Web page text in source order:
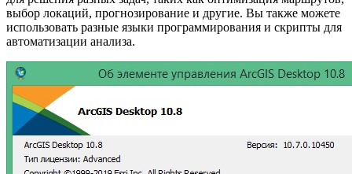
выбор локаций, прогнозирование и другие. Вы также можете
использовать разные языки программирования и скрипты для
автоматизации анализа.